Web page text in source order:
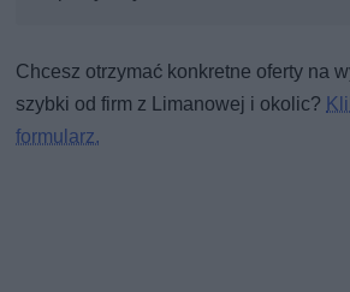
Chcesz otrzymać konkretne oferty na
szybki od firm z Limanowej i okolic?
formularz.